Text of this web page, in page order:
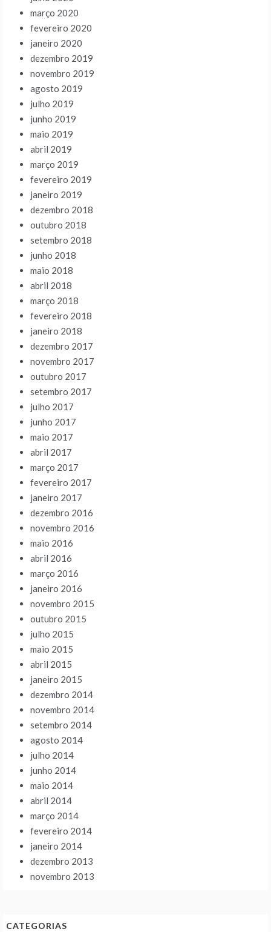
março 2020
fevereiro 2020
janeiro 2020
dezembro 2019
novembro 2019
agosto 2019
julho 2019
junho 2019
maio 2019
abril 2019
março 2019
fevereiro 2019
janeiro 2019
dezembro 2018
outubro 2018
setembro 2018
junho 2018
maio 2018
abril 2018
março 2018
fevereiro 2018
janeiro 2018
dezembro 2017
novembro 2017
outubro 2017
setembro 2017
julho 2017
junho 2017
maio 2017
abril 2017
março 2017
fevereiro 2017
janeiro 2017
dezembro 2016
novembro 2016
maio 2016
abril 2016
março 2016
janeiro 2016
novembro 2015
outubro 2015
julho 2015
maio 2015
abril 2015
janeiro 2015
dezembro 2014
novembro 2014
setembro 2014
agosto 2014
julho 2014
junho 2014
maio 2014
abril 2014
março 2014
fevereiro 2014
janeiro 2014
dezembro 2013
novembro 2013
CATEGORIAS